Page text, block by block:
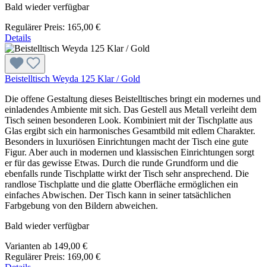
Bald wieder verfügbar
Regulärer Preis: 165,00 €
Details
Beistelltisch Weyda 125 Klar / Gold
Die offene Gestaltung dieses Beistelltisches bringt ein modernes und
einladendes Ambiente mit sich. Das Gestell aus Metall verleiht dem
Tisch seinen besonderen Look. Kombiniert mit der Tischplatte aus
Glas ergibt sich ein harmonisches Gesamtbild mit edlem Charakter.
Besonders in luxuriösen Einrichtungen macht der Tisch eine gute
Figur. Aber auch in modernen und klassischen Einrichtungen sorgt
er für das gewisse Etwas. Durch die runde Grundform und die
ebenfalls runde Tischplatte wirkt der Tisch sehr ansprechend. Die
randlose Tischplatte und die glatte Oberfläche ermöglichen ein
einfaches Abwischen. Der Tisch kann in seiner tatsächlichen
Farbgebung von den Bildern abweichen.
Bald wieder verfügbar
Varianten ab 149,00 €
Regulärer Preis: 169,00 €